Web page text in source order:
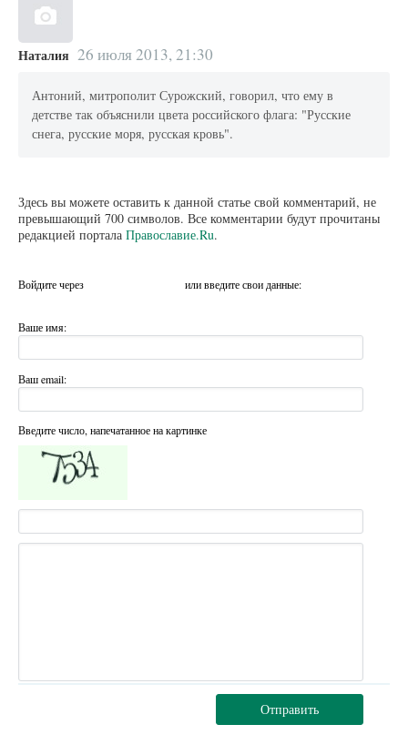
Наталия 26 июля 2013, 21:30
Антоний, митрополит Сурожский, говорил, что ему в
детстве так объяснили цвета российского флага: "Русские
снега, русские моря, русская кровь".
Здесь вы можете оставить к данной статье свой комментарий, не
превышающий 700 символов. Все комментарии будут прочитаны
редакцией портала Православие.Ru.
Войдите через или введите свои данные:
Ваше имя:
Ваш email:
Введите число, напечатанное на картинке
Отправить